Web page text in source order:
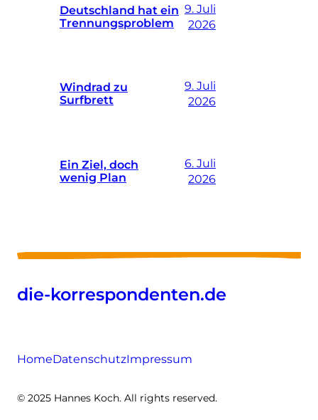
Deutschland hat ein
Trennungsproblem
9. Juli
2026
Windrad zu
Surfbrett
9. Juli
2026
Ein Ziel, doch
wenig Plan
6. Juli
2026
die-korrespondenten.de
HomeDatenschutzImpressum
© 2025 Hannes Koch. All rights reserved.